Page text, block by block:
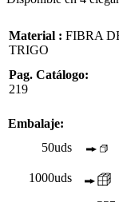
Material : FIBRA
TRIGO
Pag. Catálogo:
219
Embalaje:
50uds
1000uds